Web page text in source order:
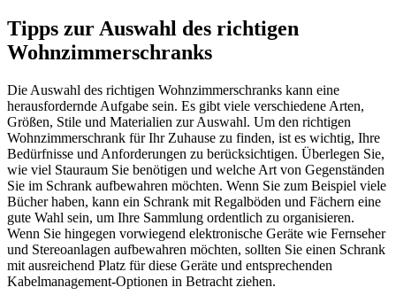
Tipps zur Auswahl des richtigen
Wohnzimmerschranks
Die Auswahl des richtigen Wohnzimmerschranks kann eine
herausfordernde Aufgabe sein. Es gibt viele verschiedene Arten,
Größen, Stile und Materialien zur Auswahl. Um den richtigen
Wohnzimmerschrank für Ihr Zuhause zu finden, ist es wichtig, Ihre
Bedürfnisse und Anforderungen zu berücksichtigen. Überlegen Sie,
wie viel Stauraum Sie benötigen und welche Art von Gegenständen
Sie im Schrank aufbewahren möchten. Wenn Sie zum Beispiel viele
Bücher haben, kann ein Schrank mit Regalböden und Fächern eine
gute Wahl sein, um Ihre Sammlung ordentlich zu organisieren.
Wenn Sie hingegen vorwiegend elektronische Geräte wie Fernseher
und Stereoanlagen aufbewahren möchten, sollten Sie einen Schrank
mit ausreichend Platz für diese Geräte und entsprechenden
Kabelmanagement-Optionen in Betracht ziehen.